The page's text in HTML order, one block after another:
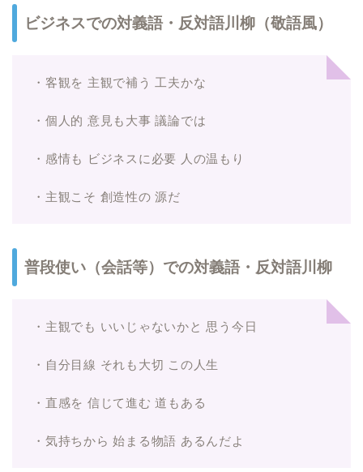
ビジネスでの対義語・反対語川柳（敬語風）
・客観を 主観で補う 工夫かな
・個人的 意見も大事 議論では
・感情も ビジネスに必要 人の温もり
・主観こそ 創造性の 源だ
普段使い（会話等）での対義語・反対語川柳
・主観でも いいじゃないかと 思う今日
・自分目線 それも大切 この人生
・直感を 信じて進む 道もある
・気持ちから 始まる物語 あるんだよ